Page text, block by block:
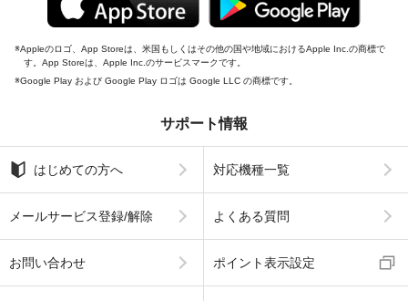
Appleのロゴ、App Storeは、米国もしくはその他の国や地域におけるApple Inc.の商標で
す。App Storeは、Apple Inc.のサービスマークです。
Google Play および Google Play ロゴは Google LLC の商標です。
サポート情報
はじめての方へ 対応機種一覧
メールサービス登録/解除 よくある質問
お問い合わせ ポイント表示設定